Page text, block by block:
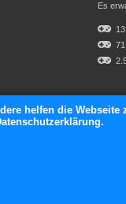
Es
helfen die